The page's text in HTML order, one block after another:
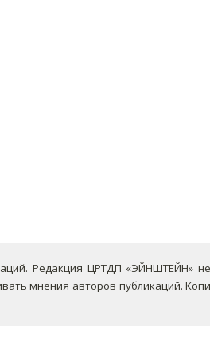
Редакция ЦРТДП «ЭЙНШТЕЙН» не
мнения авторов публикаций.